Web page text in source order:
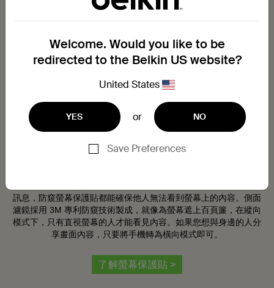
防窺螢幕保護貼
訊息，防窺螢幕保護貼都能確保他人無法看到螢幕上的內容。側面
濾鏡採用 3M 專利防窺技術製成，就像為螢幕遮上百頁簾，在縱向
模式下，只有直視螢幕的人才能看見內容。如果您想與身邊的人分
享畫面內容，只要將手機轉為橫向模式即可。
了解螢幕保護貼 >
Welcome. Would you like to be
redirected to the Belkin US website?
United States
YES or NO
Save Preferences